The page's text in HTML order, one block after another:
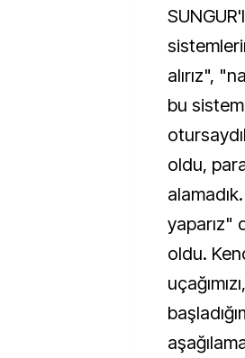
alırız",
bu
oldu,
yaparız"
oldu.